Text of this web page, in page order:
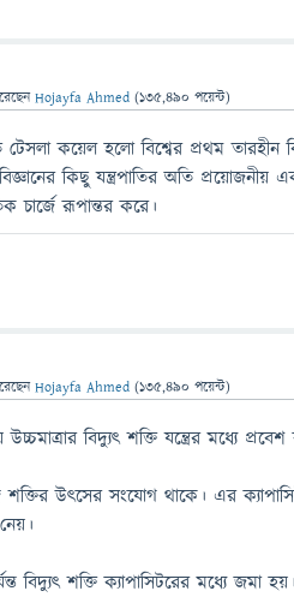
Hojayfa Ahmed (135,490 পয়েন্ট)
কয়েল হলো বিশ্বের প্রথম তারহীন
কিছু যন্ত্রপাতির অতি প্রয়োজনীয়
চার্জে রূপান্তর করে।
Hojayfa Ahmed (135,490 পয়েন্ট)
বিদ্যুৎ শক্তি যন্ত্রের মধ্যে
শক্তির উৎসের সংযোগ থাকে। এর
বিদ্যুৎ শক্তি ক্যাপাসিটরের মধ্যে জমা